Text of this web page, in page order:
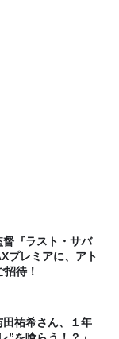
督『ラスト・サバ
プレミアに、アト
待！